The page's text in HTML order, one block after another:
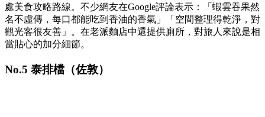
處美食攻略路線。不少網友在Google評論表示：「蝦雲吞果然
名不虛傳，每口都能吃到香油的香氣」「空間整理得乾淨，對
觀光客很友善」。在老派麵店中還提供廁所，對旅人來說是相
當貼心的加分細節。
No.5 泰排檔（佐敦）